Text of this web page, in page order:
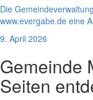
Die
www.evergabe.de eine
9. April 2026
Gemeinde
Seiten